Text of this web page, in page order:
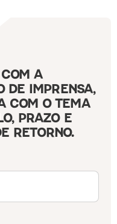
A
DE IMPRENSA,
COM O TEMA
PRAZO E
RETORNO.